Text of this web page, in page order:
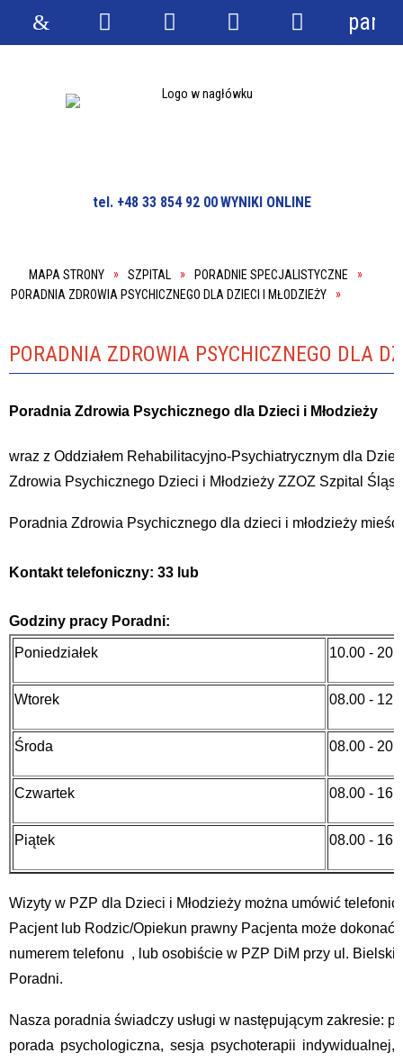
tel. +48 33 854 92 00WYNIKI ONLINE
MAPA STRONY SZPITAL
PORADNIE SPECJALISTYCZNE
PORADNIA ZDROWIA PSYCHICZNEGO DLA DZIECI I MŁODZIEŻY
PORADNIA ZDROWIA PSYCHICZNEGO DLA
Poradnia Zdrowia Psychicznego dla Dzieci i Młodzieży
wraz z Oddziałem Rehabilitacyjno-Psychiatrycznym dla
Zdrowia Psychicznego Dzieci i Młodzieży ZZOZ Szpital
Poradnia Zdrowia Psychicznego dla dzieci i młodzieży
Kontakt telefoniczny: 33 lub
Godziny pracy Poradni:
Poniedziałek 10.00 -
Wtorek 08.00 -
Środa 08.00 -
Czwartek 08.00 -
Piątek 08.00 -
Wizyty w PZP dla Dzieci i Młodzieży można umówić
Pacjent lub Rodzic/Opiekun prawny Pacjenta może dokonać
numerem telefonu , lub osobiście w PZP DiM przy ul.
Poradni.
Nasza poradnia świadczy usługi w następującym zakresie:
porada psychologiczna, sesja psychoterapii
StronaWyszukiwarka
Narzędzia
Menu Menu
panel